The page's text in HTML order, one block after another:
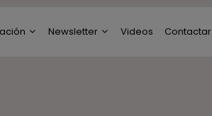
Newsletter Videos Contactar